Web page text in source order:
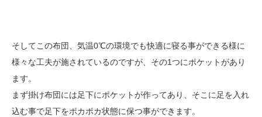
そしてこの布団、気温0℃の環境でも快適に寝る事ができる様に
様々な工夫が施されているのですが、その1つにポケットがあり
ます。
まず掛け布団には足下にポケットが作ってあり、そこに足を入れ
込む事で足下をポカポカ状態に保つ事ができます。